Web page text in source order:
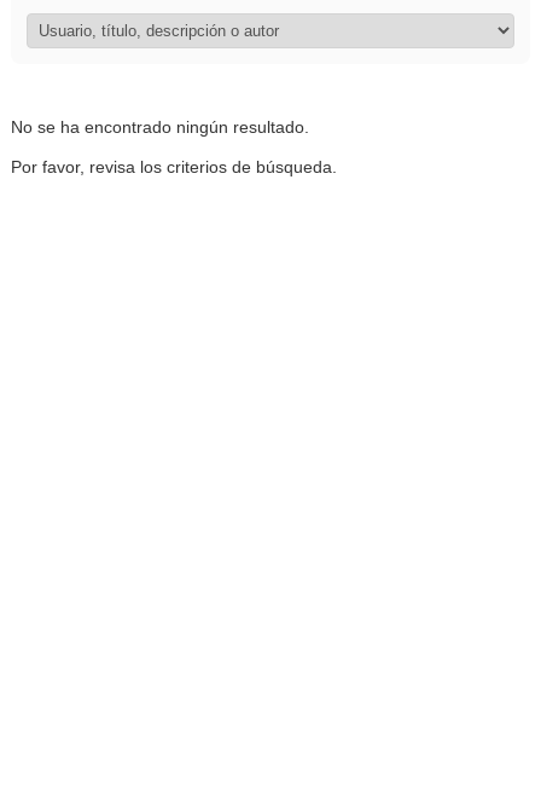
No se ha encontrado ningún resultado.
Por favor, revisa los criterios de búsqueda.